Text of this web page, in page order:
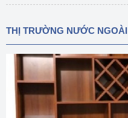
THỊ TRƯỜNG NƯỚC NGOÀI